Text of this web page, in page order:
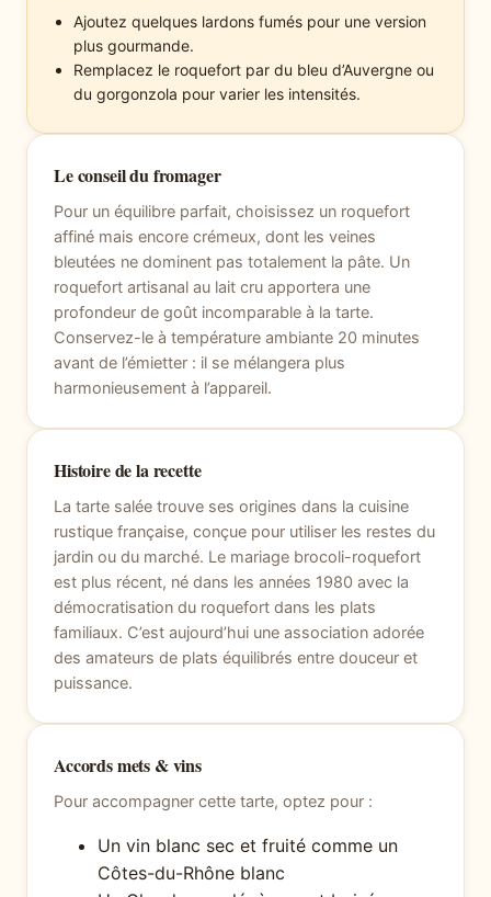
Ajoutez quelques lardons fumés pour une version
plus gourmande.
Remplacez le roquefort par du bleu d’Auvergne ou
du gorgonzola pour varier les intensités.
Le conseil du fromager
Pour un équilibre parfait, choisissez un roquefort
affiné mais encore crémeux, dont les veines
bleutées ne dominent pas totalement la pâte. Un
roquefort artisanal au lait cru apportera une
profondeur de goût incomparable à la tarte.
Conservez-le à température ambiante 20 minutes
avant de l’émietter : il se mélangera plus
harmonieusement à l’appareil.
Histoire de la recette
La tarte salée trouve ses origines dans la cuisine
rustique française, conçue pour utiliser les restes du
jardin ou du marché. Le mariage brocoli-roquefort
est plus récent, né dans les années 1980 avec la
démocratisation du roquefort dans les plats
familiaux. C’est aujourd’hui une association adorée
des amateurs de plats équilibrés entre douceur et
puissance.
Accords mets & vins
Pour accompagner cette tarte, optez pour :
Un vin blanc sec et fruité comme un
Côtes-du-Rhône blanc